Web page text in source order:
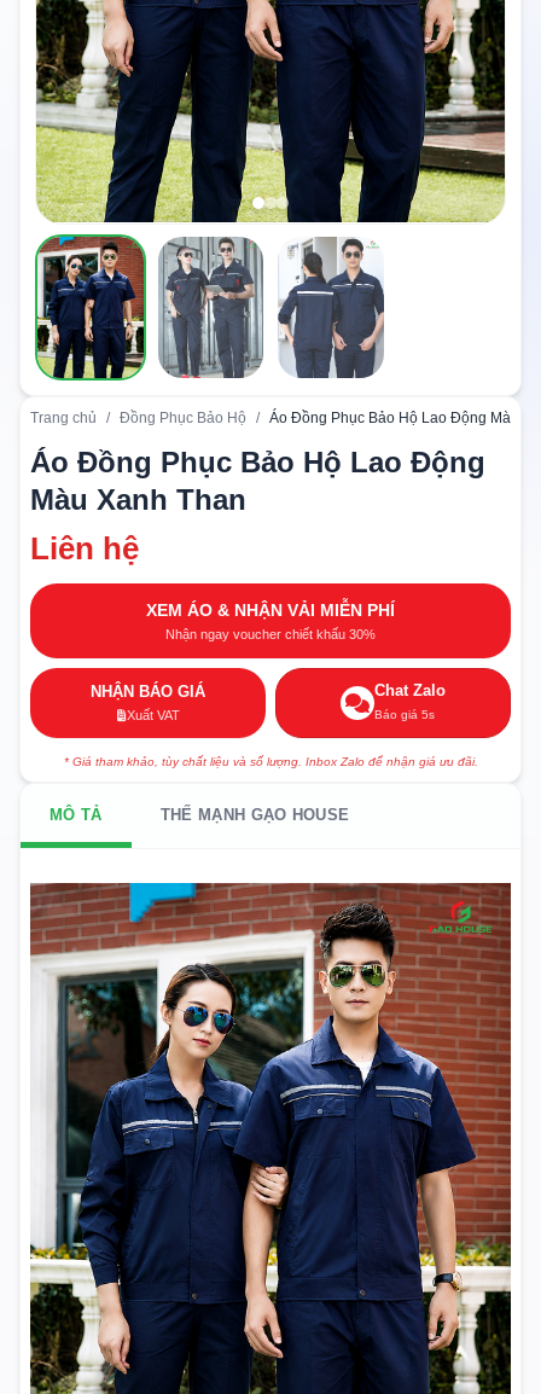
Trang chủ / Đồng Phục Bảo Hộ / Áo Đồng Phục Bảo Hộ Lao Động Màu
Áo Đồng Phục Bảo Hộ Lao Động
Màu Xanh Than
Liên hệ
XEM ÁO & NHẬN VẢI MIỄN PHÍ
Nhận ngay voucher chiết khấu 30%
NHẬN BÁO GIÁ
Xuất VAT
Chat Zalo
Báo giá 5s
* Giá tham khảo, tùy chất liệu và số lượng. Inbox Zalo để nhận giá ưu đãi.
MÔ TẢ THẾ MẠNH GẠO HOUSE